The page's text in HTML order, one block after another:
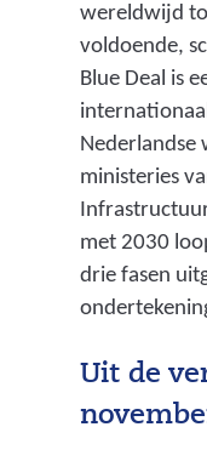
wereldwijd
voldoende,
Blue Deal is
Nederlandse
ministeries
met 2030
drie fasen
Uit de